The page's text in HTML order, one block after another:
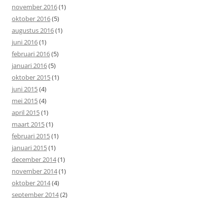
november 2016(1)
oktober 2016(5)
augustus 2016(1)
juni 2016(1)
februari 2016(5)
januari 2016(5)
oktober 2015(1)
juni 2015(4)
mei 2015(4)
april 2015(1)
maart 2015(1)
februari 2015(1)
januari 2015(1)
december 2014(1)
november 2014(1)
oktober 2014(4)
september 2014(2)